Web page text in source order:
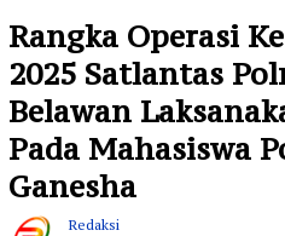
Rangka Operasi
2025 Satlantas
Belawan
Pada Mahasiswa
Ganesha
Redaksi